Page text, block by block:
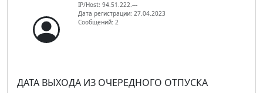
IP/Host: 94.51.222.---
Дата регистрации: 27.04.2023
Сообщений: 2
ДАТА ВЫХОДА ИЗ ОЧЕРЕДНОГО ОТПУСКА